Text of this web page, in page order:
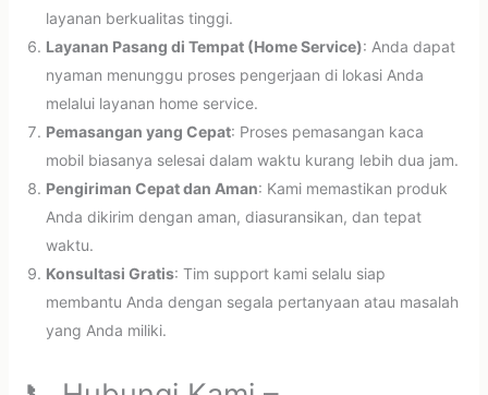
layanan berkualitas tinggi.
Layanan Pasang di Tempat (Home Service): Anda dapat
nyaman menunggu proses pengerjaan di lokasi Anda
melalui layanan home service.
Pemasangan yang Cepat: Proses pemasangan kaca
mobil biasanya selesai dalam waktu kurang lebih dua jam.
Pengiriman Cepat dan Aman: Kami memastikan produk
Anda dikirim dengan aman, diasuransikan, dan tepat
waktu.
Konsultasi Gratis: Tim support kami selalu siap
membantu Anda dengan segala pertanyaan atau masalah
yang Anda miliki.